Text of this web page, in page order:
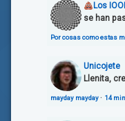
Los
se han
Por cosas como estas
Unicojete
Llenita,
mayday mayday· 14